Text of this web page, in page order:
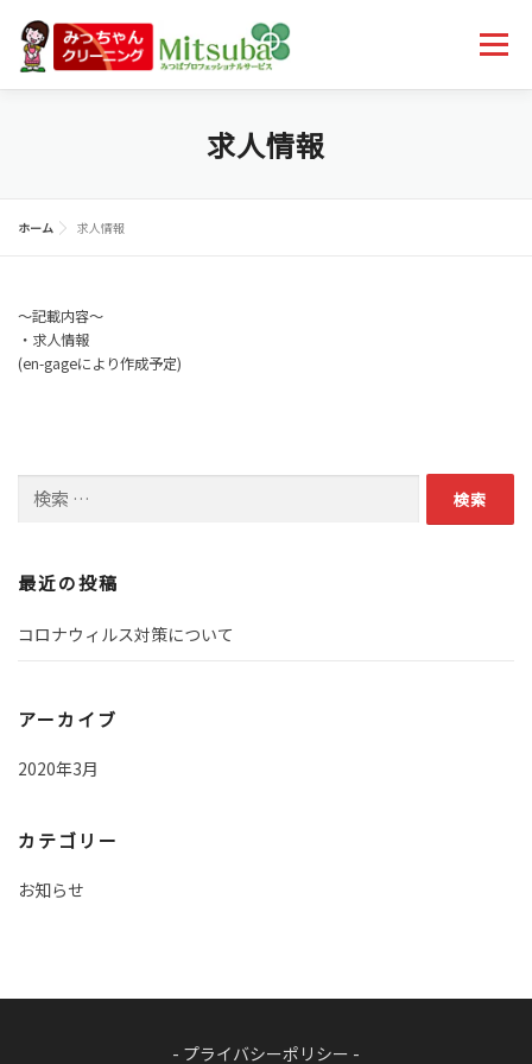
メニュー
店舗一覧 お知らせ
求人情報
ホーム 求人情報
〜記載内容〜
・求人情報
(en-gageにより作成予定)
検索:
最近の投稿
コロナウィルス対策について
アーカイブ
2020年3月
カテゴリー
お知らせ
- プライバシーポリシー -